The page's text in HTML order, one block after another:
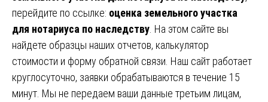
перейдите по ссылке: оценка земельного участка
для нотариуса по наследству . На этом сайте вы
найдете образцы наших отчетов, калькулятор
стоимости и форму обратной связи. Наш сайт работает
круглосуточно, заявки обрабатываются в течение 15
минут. Мы не передаем ваши данные третьим лицам,